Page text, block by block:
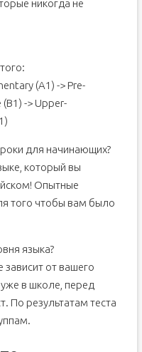
никогда не
(A1) -> Pre-
-> Upper-
для начинающих?
который вы
Опытные
того чтобы вам было
языка?
зависит от вашего
в школе, перед
По результатам теста